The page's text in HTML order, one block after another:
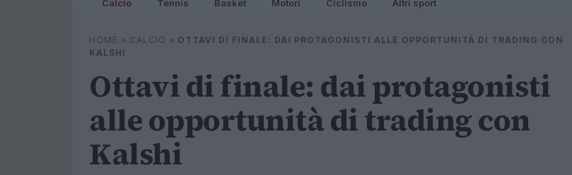
Calcio Tennis Basket Motori Ciclismo Altri sport
HOME » CALCIO » OTTAVI DI FINALE: DAI PROTAGONISTI ALLE OPPORTUNITÀ DI TRADING CON
KALSHI
Ottavi di finale: dai protagonisti
alle opportunità di trading con
Kalshi